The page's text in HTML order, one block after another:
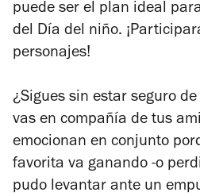
puede ser el plan ideal
del Día del niño.
personajes!
¿Sigues sin estar seguro
vas en compañía de tus
emocionan en conjunto
favorita va ganando -o
pudo levantar ante un